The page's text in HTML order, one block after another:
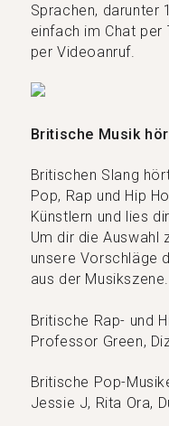
Sprachen, darunter
einfach im Chat
per Videoanruf.
Britische Musik
Britischen Slang
Pop, Rap und Hip
Künstlern und lies
Um dir die Auswahl
unsere Vorschläge
aus der Musikszene.
Britische Rap- und
Professor Green,
Britische Pop-
Jessie J, Rita Ora,